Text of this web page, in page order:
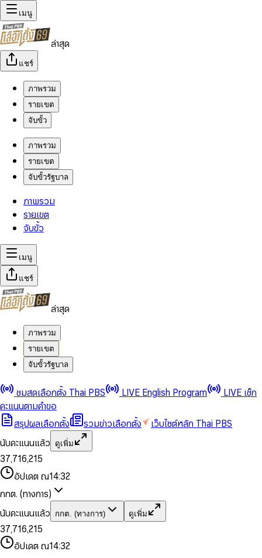
เมนู
ล่าสุด
แชร์
ภาพรวม
รายเขต
จับขั้ว
ภาพรวม
รายเขต
จับขั้วรัฐบาล
ภาพรวม
รายเขต
จับขั้ว
เมนู
แชร์
ล่าสุด
ภาพรวม
รายเขต
จับขั้วรัฐบาล
ชมสดเลือกตั้ง Thai PBS LIVE English Program
LIVE เช็ก
คะแนนตามคำขอ
สรุปผลเลือกตั้ง
รวมข่าวเลือกตั้ง
เว็บไซต์หลัก Thai PBS
นับคะแนนแล้ว
ดูเพิ่ม
0
1
2
3
4
5
6
8
9
0
1
2
3
4
5
6
7
8
9
,
0
1
2
4
6
7
8
9
0
1
2
3
4
5
6
7
8
9
0
1
3
5
6
7
8
9
,
1
2
4
5
7
8
9
0
1
3
4
6
7
8
9
0
2
3
4
5
7
8
อัปเดต ณ14:32
กกต. (ทางการ)
นับคะแนนแล้ว
กกต. (ทางการ) ดูเพิ่ม
0
1
2
3
4
5
0
1
2
4
5
6
7
8
9
,
0
1
2
4
6
7
8
9
0
1
2
3
0
1
3
5
6
7
8
,
1
2
4
0
1
3
0
2
3
4
5
7
อัปเดต ณ14:32